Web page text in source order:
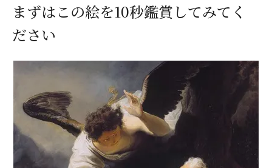
まずはこの絵を10秒鑑賞してみてく
ださい